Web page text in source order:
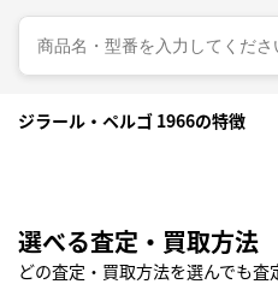
ジラール・ペルゴ 1966の特徴
選べる査定・買取方法
どの査定・買取方法を選んでも査